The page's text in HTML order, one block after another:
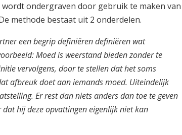
ondergraven door gebruik te maken van
methode bestaat uit 2 onderdelen.
een begrip definiëren definiëren wat
Moed is weerstand bieden zonder te
vervolgens, door te stellen dat het soms
afbreuk doet aan iemands moed. Uiteindelijk
Er rest dan niets anders dan toe te geven
hij deze opvattingen eigenlijk niet kan